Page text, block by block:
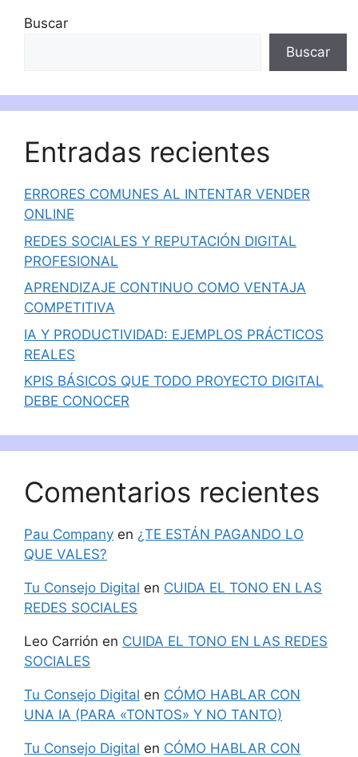
Buscar
Buscar
Entradas recientes
ERRORES COMUNES AL INTENTAR VENDER
ONLINE
REDES SOCIALES Y REPUTACIÓN DIGITAL
PROFESIONAL
APRENDIZAJE CONTINUO COMO VENTAJA
COMPETITIVA
IA Y PRODUCTIVIDAD: EJEMPLOS PRÁCTICOS
REALES
KPIS BÁSICOS QUE TODO PROYECTO DIGITAL
DEBE CONOCER
Comentarios recientes
Pau Company en ¿TE ESTÁN PAGANDO LO
QUE VALES?
Tu Consejo Digital en CUIDA EL TONO EN LAS
REDES SOCIALES
Leo Carrión en CUIDA EL TONO EN LAS REDES
SOCIALES
Tu Consejo Digital en CÓMO HABLAR CON
UNA IA (PARA «TONTOS» Y NO TANTO)
Tu Consejo Digital en CÓMO HABLAR CON